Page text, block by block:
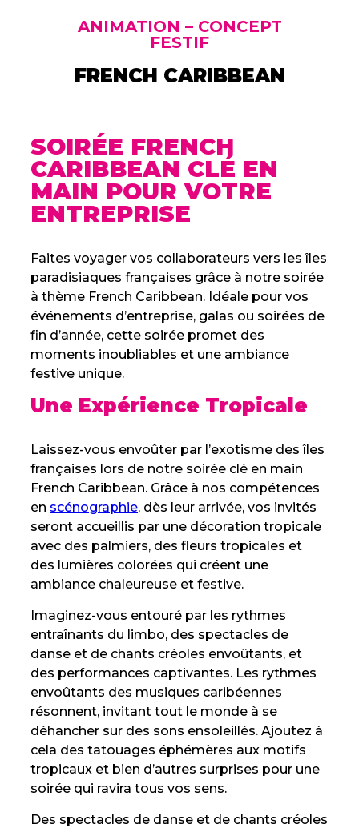
ANIMATION – CONCEPT
FESTIF
FRENCH CARIBBEAN
SOIRÉE FRENCH
CARIBBEAN CLÉ EN
MAIN POUR VOTRE
ENTREPRISE
Faites voyager vos collaborateurs vers les îles
paradisiaques françaises grâce à notre soirée
à thème French Caribbean. Idéale pour vos
événements d’entreprise, galas ou soirées de
fin d’année, cette soirée promet des
moments inoubliables et une ambiance
festive unique.
Une Expérience Tropicale
Laissez-vous envoûter par l’exotisme des îles
françaises lors de notre soirée clé en main
French Caribbean. Grâce à nos compétences
en scénographie, dès leur arrivée, vos invités
seront accueillis par une décoration tropicale
avec des palmiers, des fleurs tropicales et
des lumières colorées qui créent une
ambiance chaleureuse et festive.
Imaginez-vous entouré par les rythmes
entraînants du limbo, des spectacles de
danse et de chants créoles envoûtants, et
des performances captivantes. Les rythmes
envoûtants des musiques caribéennes
résonnent, invitant tout le monde à se
déhancher sur des sons ensoleillés. Ajoutez à
cela des tatouages éphémères aux motifs
tropicaux et bien d’autres surprises pour une
soirée qui ravira tous vos sens.
Des spectacles de danse et de chants créoles